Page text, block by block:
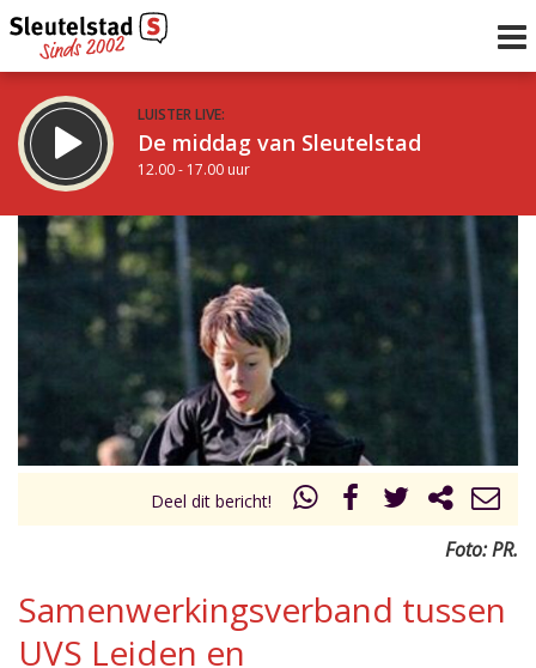
LUISTER LIVE:
De middag van Sleutelstad
12.00 - 17.00 uur
STRAKS:
Sleutelstad 30
17.00 - 19.00 uur
uur 1 van 0
Deel dit bericht!
Foto: PR.
Samenwerkingsverband tussen
UVS Leiden en